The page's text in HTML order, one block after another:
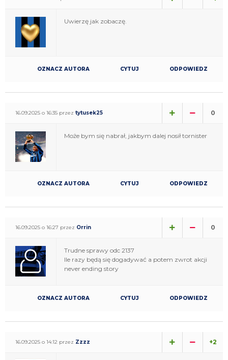
Uwierzę jak zobaczę.
OZNACZ AUTORA CYTUJ ODPOWIEDZ
16.09.2025 o 16:35 przez tytusek25 0
Może bym się nabrał, jakbym dalej nosił tornister
OZNACZ AUTORA CYTUJ ODPOWIEDZ
16.09.2025 o 16:27 przez Orrin 0
Trudne sprawy odc 2137
Ile razy będą się dogadywać a potem zwrot akcji
never ending story
OZNACZ AUTORA CYTUJ ODPOWIEDZ
16.09.2025 o 14:12 przez Zzzz +2